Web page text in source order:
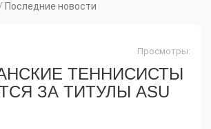
/ Последние новости
Просмотры:
ТЕННИСИСТЫ
ЗА ТИТУЛЫ ASU